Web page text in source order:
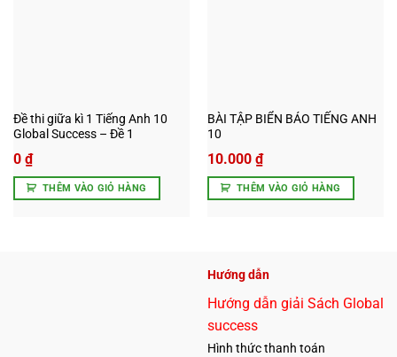
Đề thi giữa kì 1 Tiếng Anh 10
Global Success – Đề 1
0 ₫
THÊM VÀO GIỎ HÀNG
BÀI TẬP BIỂN BÁO TIẾNG ANH
10
10.000 ₫
THÊM VÀO GIỎ HÀNG
Hướng dẫn
Hướng dẫn giải Sách Global
success
Hình thức thanh toán